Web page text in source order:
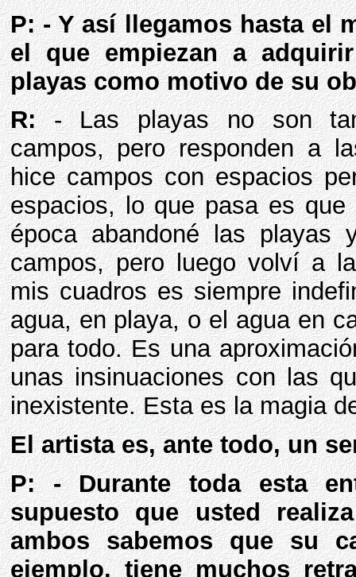
P: - Y así llegamos hasta el
el que empiezan a
playas como motivo de su
R:- Las playas no son
campos, pero responden a
hice campos con espacios
espacios, lo que pasa es que
época abandoné las playas
campos, pero luego volví a
mis cuadros es siempre
agua, en playa, o el agua en
para todo. Es una
unas insinuaciones con las
inexistente. Esta es la magia
El artista es, ante todo, un
P: - Durante toda esta
supuesto que usted
ambos sabemos que su
ejemplo, tiene muchos